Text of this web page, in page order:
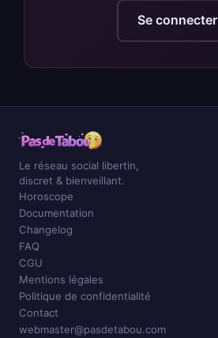
Se connecter
Le réseau social libertin,
discret & bienveillant.
Horoscope
Documentation
Changelog
FAQ
CGU
Mentions légales
Politique de confidentialité
Contact
webmaster@pasdetabou.com